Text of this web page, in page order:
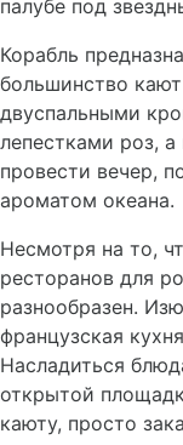
палубе под
Корабль
большинство
двуспальными
лепестками роз,
провести вечер,
ароматом океана.
Несмотря на то,
ресторанов для
разнообразен.
французская
Насладиться
открытой
каюту, просто